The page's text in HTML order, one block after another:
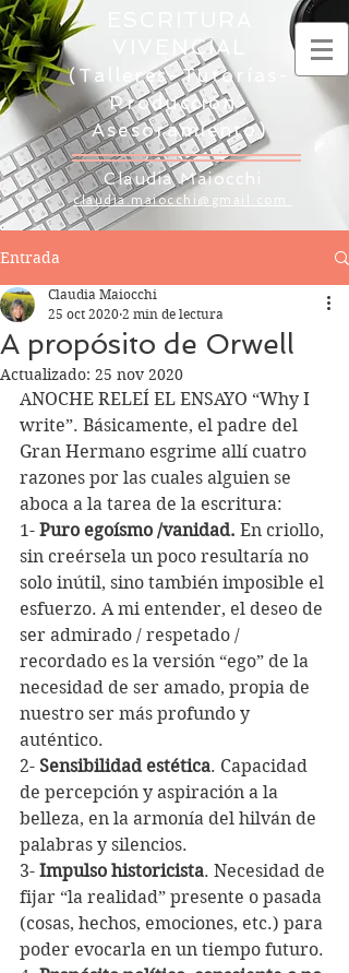
VIVENCIAL
(Talleres-Tutorías-
Producción-
Asesoramiento)
Claudia Maiocchi
claudia.maiocchi@gmail.com
Entrada
A propósito de Orwell
Claudia Maiocchi
25 oct 2020 2 min de lectura
Actualizado: 25 nov 2020
ANOCHE RELEÍ EL ENSAYO “Why I
write”. Básicamente, el padre del
Gran Hermano esgrime allí cuatro
razones por las cuales alguien se
aboca a la tarea de la escritura:
1- Puro egoísmo /vanidad. En criollo,
sin creérsela un poco resultaría no
solo inútil, sino también imposible el
esfuerzo. A mi entender, el deseo de
ser admirado / respetado /
recordado es la versión “ego” de la
necesidad de ser amado, propia de
nuestro ser más profundo y
auténtico.
2- Sensibilidad estética. Capacidad
de percepción y aspiración a la
belleza, en la armonía del hilván de
palabras y silencios.
3- Impulso historicista. Necesidad de
fijar “la realidad” presente o pasada
(cosas, hechos, emociones, etc.) para
poder evocarla en un tiempo futuro.